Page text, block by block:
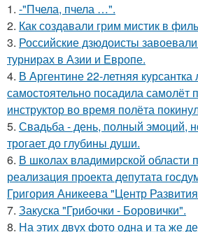
1. -"Пчела, пчела …".
2. Как создавали грим мистик в
3. Российские дзюдоисты
турнирах в Азии и Европе.
4. В Аргентине 22-летняя
самостоятельно посадила самолёт
инструктор во время полёта
5. Свадьба - день, полный эмоций,
трогает до глубины души.
6. В школах владимирской области
реализация проекта депутата
Григория Аникеева "Центр
7. Закуска "Грибочки - Боровички".
8. На этих двух фото одна и та же